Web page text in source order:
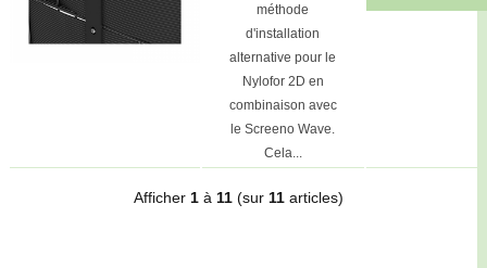
méthode
d'installation
alternative pour le
Nylofor 2D en
combinaison avec
le Screeno Wave.
Cela...
Afficher 1 à 11 (sur 11 articles)